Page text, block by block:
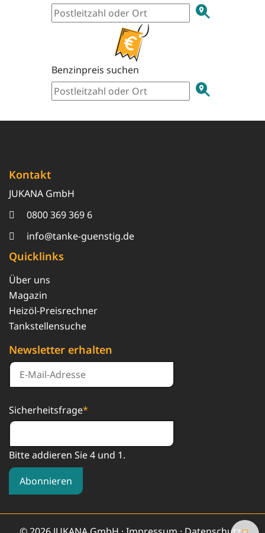
Benzinpreis suchen
Kontakt
JUKANA GmbH
0800 369 369 6
info@tanke-guenstig.de
Quicklinks
Über uns
Magazin
Heizöl-Preisrechner
Tankstellensuche
Newsletter erhalten
Sicherheitsfrage*
Bitte addieren Sie 4 und 1.
Abonnieren